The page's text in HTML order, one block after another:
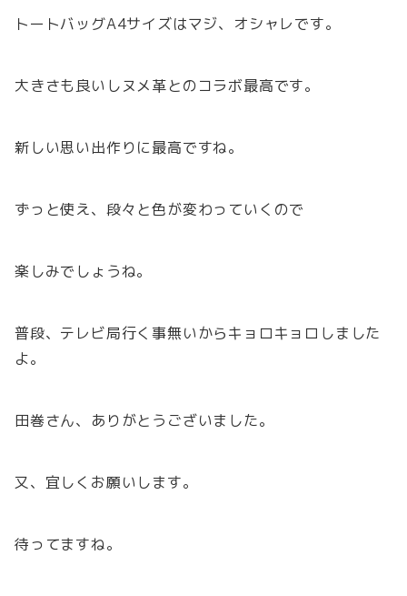
トートバッグA4サイズはマジ、オシャレです。
大きさも良いしヌメ革とのコラボ最高です。
新しい思い出作りに最高ですね。
ずっと使え、段々と色が変わっていくので
楽しみでしょうね。
普段、テレビ局行く事無いからキョロキョロしました
よ。
田巻さん、ありがとうございました。
又、宜しくお願いします。
待ってますね。